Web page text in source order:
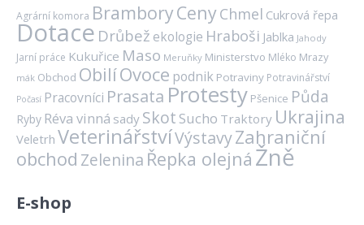
Agrární komora BramboryCenyChmel Cukrová řepa
Dotace Drůbež ekologie Hraboši Jablka Jahody
Jarní práce Kukuřice Maso Meruňky Ministerstvo Mléko Mrazy
mák Obchod ObilíOvoce podnik Potraviny Potravinářství
Počasí Pracovníci Prasata Protesty Pšenice Půda
Ryby Réva vinná sady Skot Sucho Traktory Ukrajina
Veletrh VeterinářstvíVýstavyZahraniční
obchod Zelenina Řepka olejná Žně
E-shop